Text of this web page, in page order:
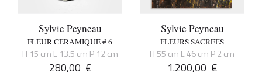
Sylvie Peyneau
FLEUR CERAMIQUE # 6
H 15 cm L 13.5 cm P 12 cm
280,00 €
Sylvie Peyneau
FLEURS SACREES
H 55 cm L 46 cm P 2 cm
1.200,00 €